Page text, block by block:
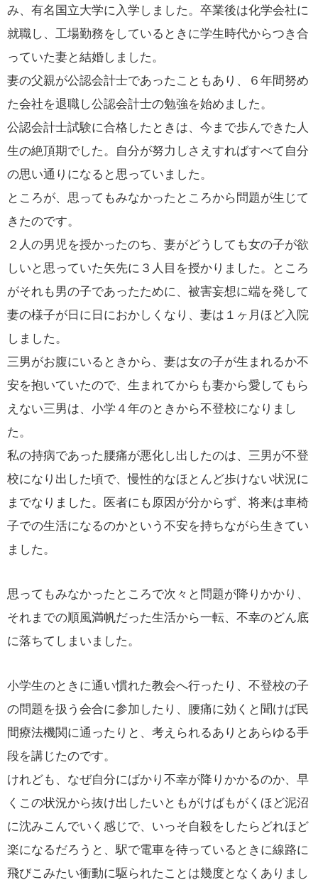
み、有名国立大学に入学しました。卒業後は化学会社に
就職し、工場勤務をしているときに学生時代からつき合
っていた妻と結婚しました。
妻の父親が公認会計士であったこともあり、６年間努め
た会社を退職し公認会計士の勉強を始めました。
公認会計士試験に合格したときは、今まで歩んできた人
生の絶頂期でした。自分が努力しさえすればすべて自分
の思い通りになると思っていました。
ところが、思ってもみなかったところから問題が生じて
きたのです。
２人の男児を授かったのち、妻がどうしても女の子が欲
しいと思っていた矢先に３人目を授かりました。ところ
がそれも男の子であったために、被害妄想に端を発して
妻の様子が日に日におかしくなり、妻は１ヶ月ほど入院
しました。
三男がお腹にいるときから、妻は女の子が生まれるか不
安を抱いていたので、生まれてからも妻から愛してもら
えない三男は、小学４年のときから不登校になりまし
た。
私の持病であった腰痛が悪化し出したのは、三男が不登
校になり出した頃で、慢性的なほとんど歩けない状況に
までなりました。医者にも原因が分からず、将来は車椅
子での生活になるのかという不安を持ちながら生きてい
ました。
思ってもみなかったところで次々と問題が降りかかり、
それまでの順風満帆だった生活から一転、不幸のどん底
に落ちてしまいました。
小学生のときに通い慣れた教会へ行ったり、不登校の子
の問題を扱う会合に参加したり、腰痛に効くと聞けば民
間療法機関に通ったりと、考えられるありとあらゆる手
段を講じたのです。
けれども、なぜ自分にばかり不幸が降りかかるのか、早
くこの状況から抜け出したいともがけばもがくほど泥沼
に沈みこんでいく感じで、いっそ自殺をしたらどれほど
楽になるだろうと、駅で電車を待っているときに線路に
飛びこみたい衝動に駆られたことは幾度となくありまし